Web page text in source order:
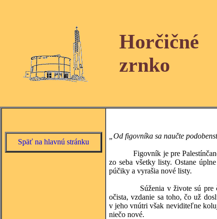
Horčičné
zrnko
Späť na hlavnú stránku
„Od figovníka sa naučte
Figovník je pre Palestínčanov
zo seba všetky listy. Ostane
púčiky a vyrašia nové listy.
Súženia v živote sú pre
očista, vzdanie sa toho, čo už
v jeho vnútri však neviditeľne
niečo nové.